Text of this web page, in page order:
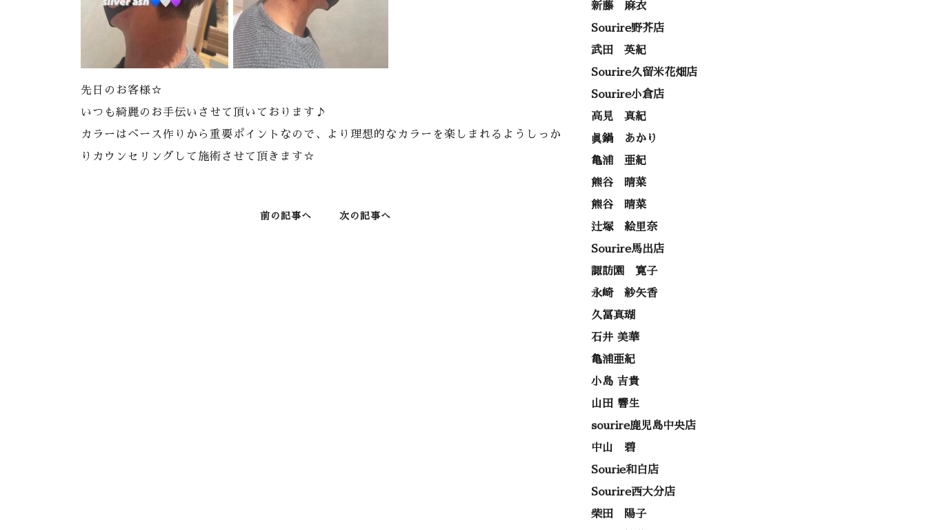
先日のお客様☆
いつも綺麗のお手伝いさせて頂いております♪
カラーはベース作りから重要ポイントなので、より理想的なカラーを楽しまれるようしっか
りカウンセリングして施術させて頂きます☆
前の記事へ 次の記事へ
新藤 麻衣
Sourire野芥店
武田 英紀
Sourire久留米花畑店
Sourire小倉店
高見 真紀
眞鍋 あかり
亀浦 亜紀
熊谷 晴菜
熊谷 晴菜
辻塚 絵里奈
Sourire馬出店
諏訪園 寛子
永崎 紗矢香
久冨真瑚
石井 美華
亀浦亜紀
小島 吉貴
山田 響生
sourire鹿児島中央店
中山 碧
Sourie和白店
Sourire西大分店
柴田 陽子